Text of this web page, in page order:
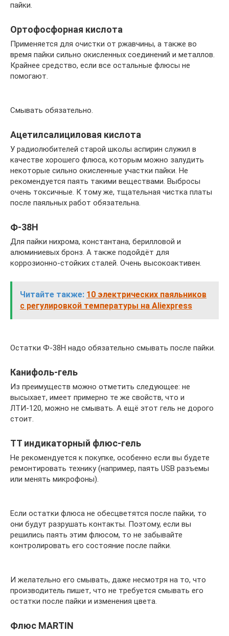
пайки.
Ортофосфорная кислота
Применяется для очистки от ржавчины, а также во
время пайки сильно окисленных соединений и металлов.
Крайнее средство, если все остальные флюсы не
помогают.
Смывать обязательно.
Ацетилсалициловая кислота
У радиолюбителей старой школы аспирин служил в
качестве хорошего флюса, которым можно залудить
некоторые сильно окисленные участки пайки. Не
рекомендуется паять такими веществами. Выбросы
очень токсичные. К тому же, тщательная чистка платы
после паяльных работ обязательна.
Ф-38Н
Для пайки нихрома, константана, берилловой и
алюминиевых бронз. А также подойдёт для
коррозионно-стойких сталей. Очень высокоактивен.
Читайте также: 10 электрических паяльников
с регулировкой температуры на Aliexpress
Остатки Ф-38Н надо обязательно смывать после пайки.
Канифоль-гель
Из преимуществ можно отметить следующее: не
высыхает, имеет примерно те же свойств, что и
ЛТИ-120, можно не смывать. А ещё этот гель не дорого
стоит.
ТТ индикаторный флюс-гель
Не рекомендуется к покупке, особенно если вы будете
ремонтировать технику (например, паять USB разъемы
или менять микрофоны).
Если остатки флюса не обесцветятся после пайки, то
они будут разрушать контакты. Поэтому, если вы
решились паять этим флюсом, то не забывайте
контролировать его состояние после пайки.
И желательно его смывать, даже несмотря на то, что
производитель пишет, что не требуется смывать его
остатки после пайки и изменения цвета.
Флюс MARTIN